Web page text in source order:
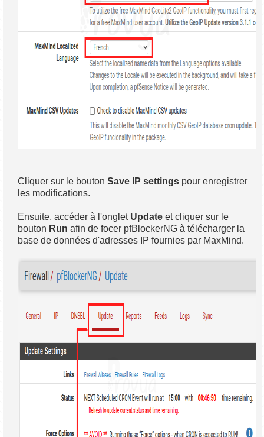
Cliquer sur le boutonSave IP settings pour enregistrer
les modifications.
Ensuite, accéder à l'onglet Update et cliquer sur le
bouton Run afin de focer pfBlockerNG à télécharger la
base de données d'adresses IP fournies par MaxMind.